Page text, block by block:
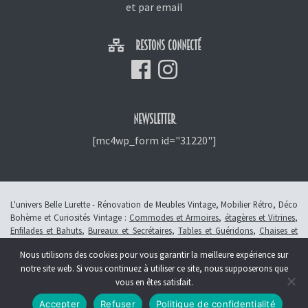
et par email
RESTONS CONNECTÉ
NEWSLETTER
[mc4wp_form id="31220"]
L'univers Belle Lurette - Rénovation de Meubles Vintage, Mobilier Rétro, Déco
Bohème et Curiosités Vintage : Commodes et Armoires, étagères et Vitrines,
Enfilades et Bahuts,Bureaux et Secrétaires, Tables et Guéridons, Chaises et
© 2013 - 2026 L'atelier Belle Lurette - Rénovation de meubles vintage, en
Alsace à Colmar -Révoquer le consentement
Création :Symbioseo
Nous utilisons des cookies pour vous garantir la meilleure expérience sur
notre site web. Si vous continuez à utiliser ce site, nous supposerons que
vous en êtes satisfait.
Accepter Refuser Politique de confidentialité